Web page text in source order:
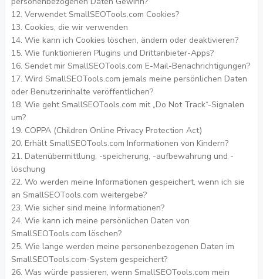
Verwendet SmallSEOTools.com Cookies?
Cookies, die wir verwenden
Wie kann ich Cookies löschen, ändern oder deaktivieren?
Wie funktionieren Plugins und Drittanbieter-Apps?
Sendet mir SmallSEOTools.com E-Mail-Benachrichtigungen?
Wird SmallSEOTools.com jemals meine persönlichen Daten
oder Benutzerinhalte veröffentlichen?
Wie geht SmallSEOTools.com mit „Do Not Track“-Signalen
um?
COPPA (Children Online Privacy Protection Act)
Erhält SmallSEOTools.com Informationen von Kindern?
Datenübermittlung, -speicherung, -aufbewahrung und -
löschung
Wo werden meine Informationen gespeichert, wenn ich sie
an SmallSEOTools.com weitergebe?
Wie sicher sind meine Informationen?
Wie kann ich meine persönlichen Daten von
SmallSEOTools.com löschen?
Wie lange werden meine personenbezogenen Daten im
SmallSEOTools.com-System gespeichert?
Was würde passieren, wenn SmallSEOTools.com mein